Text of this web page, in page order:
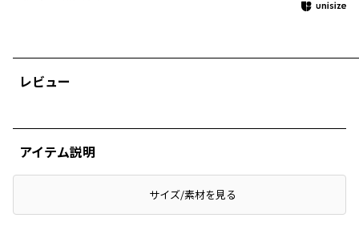
レビュー
アイテム説明
サイズ/素材を見る